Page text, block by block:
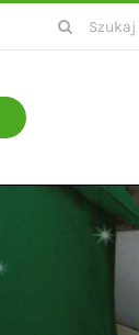
Szukaj